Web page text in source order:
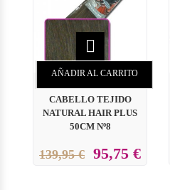

AÑADIR AL CARRITO
CABELLO TEJIDO
NATURAL HAIR PLUS
50CM Nº8
139,95 € 95,75 €